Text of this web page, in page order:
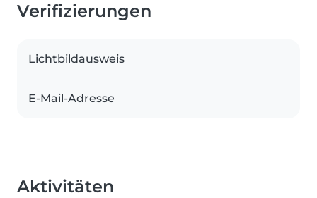
Verifizierungen
Lichtbildausweis
E-Mail-Adresse
Aktivitäten